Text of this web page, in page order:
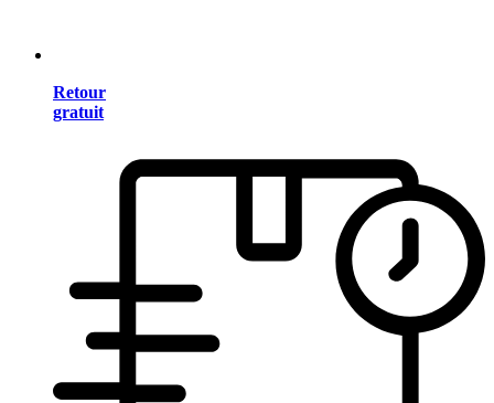
Retour
gratuit